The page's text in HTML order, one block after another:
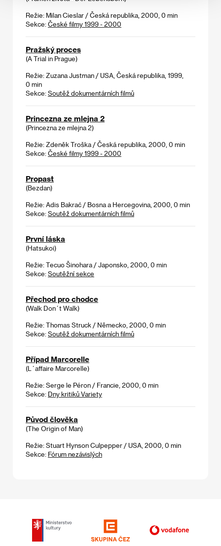
Režie: Milan Cieslar / Česká republika, 2000, 0 min
Sekce: České filmy 1999 - 2000
Pražský proces
(A Trial in Prague)
Režie: Zuzana Justman / USA, Česká republika, 1999,
0 min
Sekce: Soutěž dokumentárních filmů
Princezna ze mlejna 2
(Princezna ze mlejna 2)
Režie: Zdeněk Troška / Česká republika, 2000, 0 min
Sekce: České filmy 1999 - 2000
Propast
(Bezdan)
Režie: Adis Bakrać / Bosna a Hercegovina, 2000, 0 min
Sekce: Soutěž dokumentárních filmů
První láska
(Hatsukoi)
Režie: Tecuo Šinohara / Japonsko, 2000, 0 min
Sekce: Soutěžní sekce
Přechod pro chodce
(Walk Don´t Walk)
Režie: Thomas Struck / Německo, 2000, 0 min
Sekce: Soutěž dokumentárních filmů
Případ Marcorelle
(L´affaire Marcorelle)
Režie: Serge le Péron / Francie, 2000, 0 min
Sekce: Dny kritiků Variety
Původ člověka
(The Origin of Man)
Režie: Stuart Hynson Culpepper / USA, 2000, 0 min
Sekce: Fórum nezávislých